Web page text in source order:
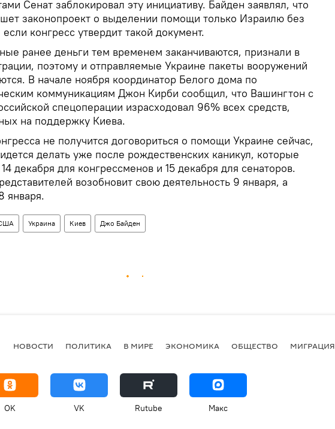
Cенат заблокировал эту инициативу. Байден заявлял, что
законопроект о выделении помощи только Израилю без
конгресс утвердит такой документ.
ранее деньги тем временем заканчиваются, признали в
поэтому и отправляемые Украине пакеты вооружений
В начале ноября координатор Белого дома по
коммуникациям Джон Кирби сообщил, что Вашингтон с
спецоперации израсходовал 96% всех средств,
на поддержку Киева.
не получится договориться о помощи Украине сейчас,
делать уже после рождественских каникул, которые
14 декабря для конгрессменов и 15 декабря для сенаторов.
возобновит свою деятельность 9 января, а
января.
Украина Киев Джо Байден
НОВОСТИ ПОЛИТИКА В МИРЕ ЭКОНОМИКА ОБЩЕСТВО МИГРАЦИЯ
OK VK Rutube Макс